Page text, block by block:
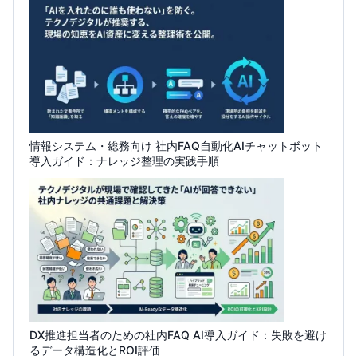
情報システム・総務向け 社内FAQ自動化AIチャットボット
導入ガイド：ナレッジ整理の実践手順
DX推進担当者のための社内FAQ AI導入ガイド：失敗を避け
るデータ構造化とROI評価